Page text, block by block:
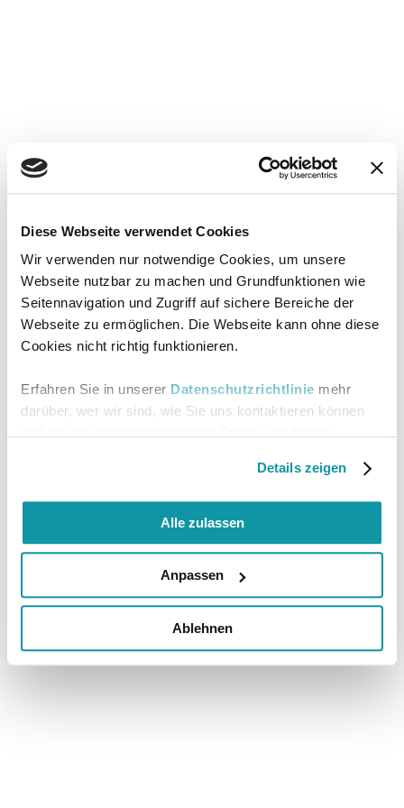
Diese Webseite verwendet Cookies
Wir verwenden nur notwendige Cookies, um unsere
Webseite nutzbar zu machen und Grundfunktionen wie
Seitennavigation und Zugriff auf sichere Bereiche der
Webseite zu ermöglichen. Die Webseite kann ohne diese
Cookies nicht richtig funktionieren.
Erfahren Sie in unserer Datenschutzrichtlinie mehr
darüber, wer wir sind, wie Sie uns kontaktieren können
Details zeigen
Alle zulassen
Anpassen
Ablehnen